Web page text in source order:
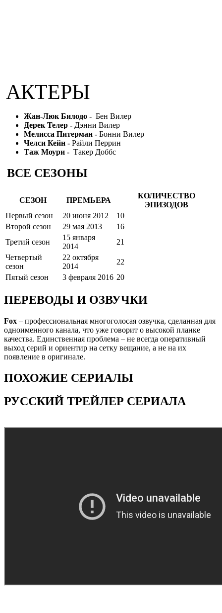
АКТЕРЫ
Жан-Люк Билодо - Бен Вилер
Дерек Телер - Дэнни Вилер
Мелисса Питерман - Бонни Вилер
Челси Кейн - Райли Перрин
Таж Моури - Такер Доббс
ВСЕ СЕЗОНЫ
СЕЗОН ПРЕМЬЕРА
КОЛИЧЕСТВО
ЭПИЗОДОВ
Первый сезон
20 июня 2012
10
Второй сезон
29 мая 2013
16
Третий сезон
15 января
2014
21
Четвертый
сезон
22 октября
2014
22
Пятый сезон
3 февраля 2016 20
ПЕРЕВОДЫ И ОЗВУЧКИ
Fox – профессиональная многоголосая озвучка, сделанная для
одноименного канала, что уже говорит о высокой планке
качества. Единственная проблема – не всегда оперативный
выход серий и ориентир на сетку вещание, а не на их
появление в оригинале.
ПОХОЖИЕ СЕРИАЛЫ
РУССКИЙ ТРЕЙЛЕР СЕРИАЛА